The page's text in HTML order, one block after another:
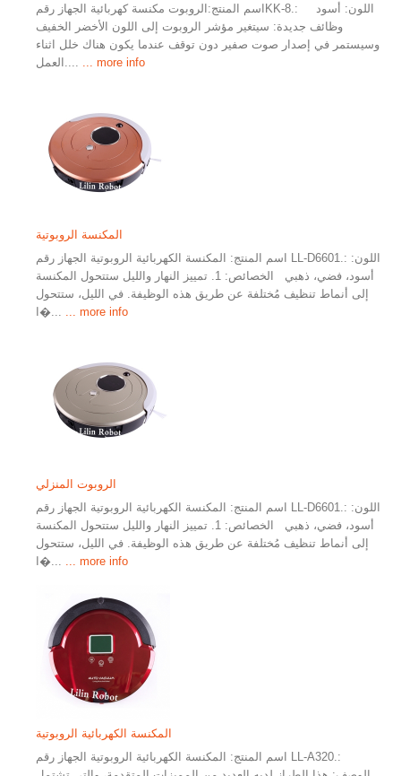
اسم المنتج:الروبوت مكنسة كهربائية الجهاز رقمKK-8.: اللون: أسود
وظائف جديدة: سيتغير مؤشر الروبوت إلى اللون الأخضر الخفيف
وسيستمر في إصدار صوت صفير دون توقف عندما يكون هناك خلل اثناء
... more info
المكنسة الروبوتية
اسم المنتج: المكنسة الكهربائية الروبوتية الجهاز رقم LL-D6601.: اللون:
أسود، فضي، ذهبي الخصائص: 1. تمييز النهار والليل ستتحول المكنسة
إلى أنماط تنظيف مُختلفة عن طريق هذه الوظيفة. في الليل، ستتحول
ا�...
... more info
الروبوت المنزلي
اسم المنتج: المكنسة الكهربائية الروبوتية الجهاز رقم LL-D6601.: اللون:
أسود، فضي، ذهبي الخصائص: 1. تمييز النهار والليل ستتحول المكنسة
إلى أنماط تنظيف مُختلفة عن طريق هذه الوظيفة. في الليل، ستتحول
ا�...
... more info
المكنسة الكهربائية الروبوتية
اسم المنتج: المكنسة الكهربائية الروبوتية الجهاز رقم LL-A320.: